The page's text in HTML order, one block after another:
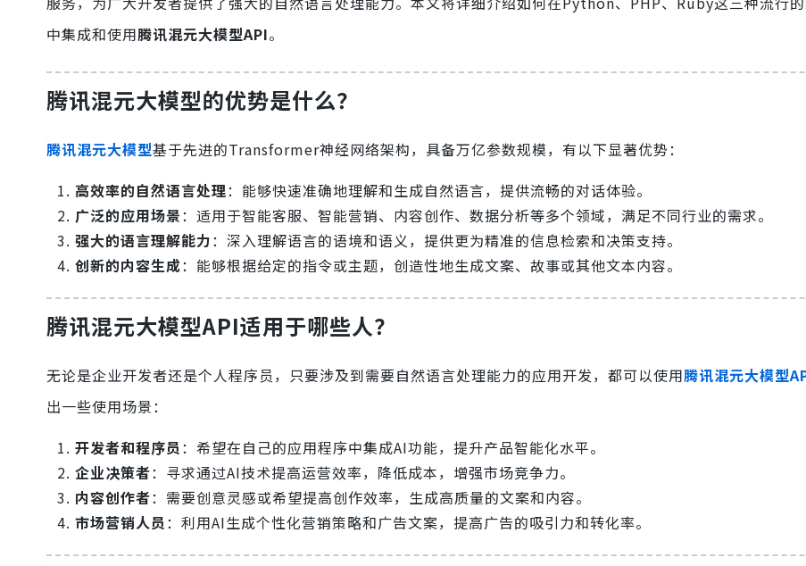
中集成和使用腾讯混元大模型API。
腾讯混元大模型的优势是什么？
腾讯混元大模型基于先进的Transformer神经网络架构，具备万亿参数规模，有以下显著优势：
高效率的自然语言处理：能够快速准确地理解和生成自然语言，提供流畅的对话体验。
广泛的应用场景：适用于智能客服、智能营销、内容创作、数据分析等多个领域，满足不同行业的需求。
强大的语言理解能力：深入理解语言的语境和语义，提供更为精准的信息检索和决策支持。
创新的内容生成：能够根据给定的指令或主题，创造性地生成文案、故事或其他文本内容。
腾讯混元大模型API适用于哪些人？
无论是企业开发者还是个人程序员，只要涉及到需要自然语言处理能力的应用开发，都可以使用腾讯混元大模型
出一些使用场景：
开发者和程序员：希望在自己的应用程序中集成AI功能，提升产品智能化水平。
企业决策者：寻求通过AI技术提高运营效率，降低成本，增强市场竞争力。
内容创作者：需要创意灵感或希望提高创作效率，生成高质量的文案和内容。
市场营销人员：利用AI生成个性化营销策略和广告文案，提高广告的吸引力和转化率。